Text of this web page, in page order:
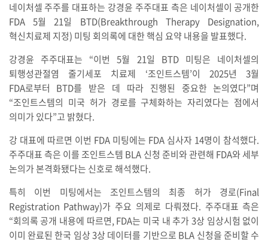
네이처셀 주주를 대표하는 강경윤 주주대표 측은 네이처셀이 공개한
FDA 5월 21일 BTD(Breakthrough Therapy Designation,
혁신치료제 지정) 미팅 회의록에 대한 핵심 요약 내용을 발표했다.
강경윤 주주대표는 “이번 5월 21일 BTD 미팅은 네이처셀의
퇴행성관절염 줄기세포 치료제 ‘조인트스템’이 2025년 3월
FDA로부터 BTD를 받은 데 따라 진행된 중요한 논의였다”며
“조인트스템의 미국 허가 경로를 구체화하는 자리였다는 점에서
의미가 있다”고 밝혔다.
강 대표에 따르면 이번 FDA 미팅에는 FDA 심사자 14명이 참석했다.
주주대표 측은 이를 조인트스템 BLA 신청 준비와 관련해 FDA와 세부
논의가 본격화됐다는 신호로 해석했다.
특히 이번 미팅에서는 조인트스템의 최종 허가 경로(Final
Registration Pathway)가 주요 의제로 다뤄졌다. 주주대표 측은
“회의록 공개 내용에 따르면, FDA는 미국 내 추가 3상 임상시험 없이
이미 완료된 한국 임상 3상 데이터를 기반으로 BLA 신청을 준비할 수